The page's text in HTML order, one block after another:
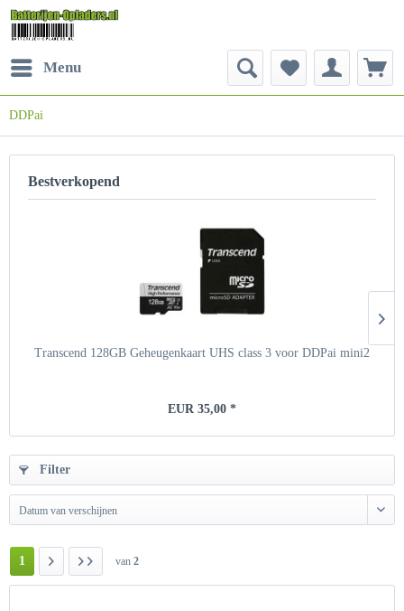
Menu
DDPai
Bestverkopend
Transcend 128GB Geheugenkaart UHS class 3 voor DDPai mini2
EUR 35,00 *
Filter
Datum van verschijnen
1 van 2